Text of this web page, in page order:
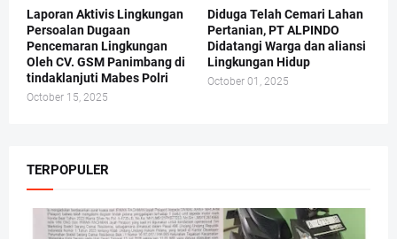
Laporan Aktivis Lingkungan
Persoalan Dugaan
Pencemaran Lingkungan
Oleh CV. GSM Panimbang di
tindaklanjuti Mabes Polri
October 15, 2025
Diduga Telah Cemari Lahan
Pertanian, PT ALPINDO
Didatangi Warga dan aliansi
Lingkungan Hidup
October 01, 2025
TERPOPULER